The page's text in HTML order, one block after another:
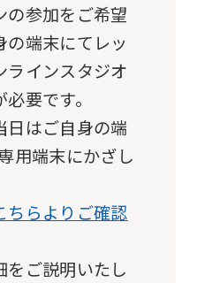
参加をご希望
の端末にてレッ
ラインスタジオ
要です。
はご自身の端
用端末にかざし
ちらよりご確認
ご説明いたし
service.
Automatic